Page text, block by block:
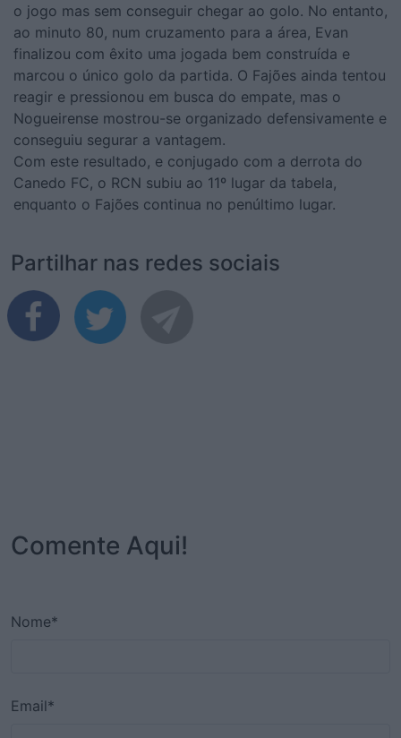
o jogo mas sem conseguir chegar ao golo. No entanto,
ao minuto 80, num cruzamento para a área, Evan
finalizou com êxito uma jogada bem construída e
marcou o único golo da partida. O Fajões ainda tentou
reagir e pressionou em busca do empate, mas o
Nogueirense mostrou-se organizado defensivamente e
conseguiu segurar a vantagem.
Com este resultado, e conjugado com a derrota do
Canedo FC, o RCN subiu ao 11º lugar da tabela,
enquanto o Fajões continua no penúltimo lugar.
Partilhar nas redes sociais
Comente Aqui!
Nome*
Email*